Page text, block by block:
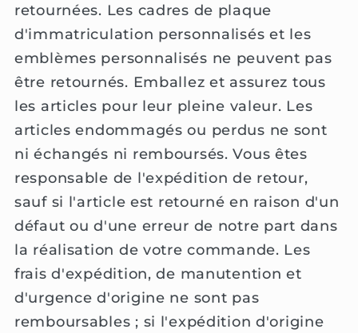
retournées. Les cadres de plaque
d'immatriculation personnalisés et les
emblèmes personnalisés ne peuvent pas
être retournés. Emballez et assurez tous
les articles pour leur pleine valeur. Les
articles endommagés ou perdus ne sont
ni échangés ni remboursés. Vous êtes
responsable de l'expédition de retour,
sauf si l'article est retourné en raison d'un
défaut ou d'une erreur de notre part dans
la réalisation de votre commande. Les
frais d'expédition, de manutention et
d'urgence d'origine ne sont pas
remboursables ; si l'expédition d'origine